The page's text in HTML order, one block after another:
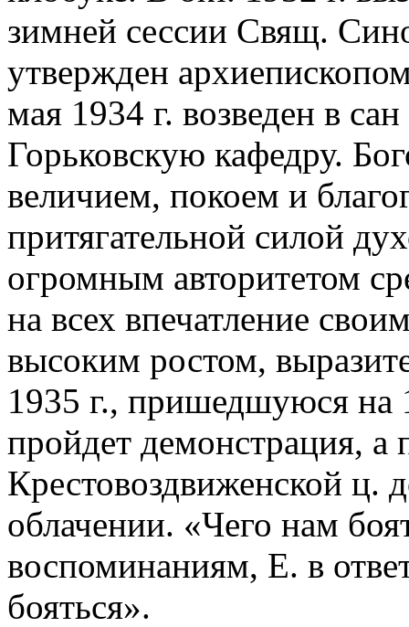
зимней сессии Свящ.
утвержден
мая 1934 г. возведен в
Горьковскую кафедру.
величием, покоем и
притягательной силой
огромным авторитетом
на всех впечатление
высоким ростом,
1935 г., пришедшуюся на
пройдет демонстрация, а
Крестовоздвиженской ц.
облачении. «Чего нам
воспоминаниям, Е. в
бояться».